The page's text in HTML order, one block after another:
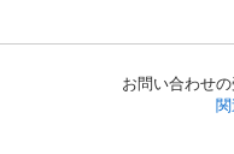
お問い合わせの